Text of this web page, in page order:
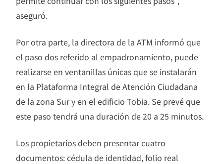
aseguró.
Por otra parte, la directora de la ATM informó que
el paso dos referido al empadronamiento, puede
realizarse en ventanillas únicas que se instalarán
en la Plataforma Integral de Atención Ciudadana
de la zona Sur y en el edificio Tobia. Se prevé que
este paso tendrá una duración de 20 a 25 minutos.
Los propietarios deben presentar cuatro
documentos: cédula de identidad, folio real